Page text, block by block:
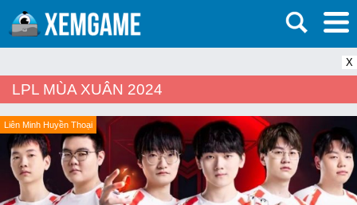
X
LPL MÙA XUÂN 2024
Liên Minh Huyền Thoại